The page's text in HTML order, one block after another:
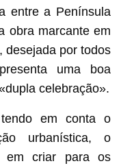
entre a Península
obra marcante em
desejada por todos
uma boa
celebração».
em conta o
urbanística, o
em criar para os